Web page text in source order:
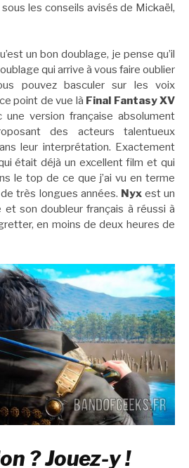
les conseils avisés de Mickaël,
un bon doublage, je pense qu’il
qui arrive à vous faire oublier
pouvez basculer sur les voix
point de vue là Final Fantasy XV
version française absolument
des acteurs talentueux
leur interprétation. Exactement
était déjà un excellent film et qui
le top de ce que j’ai vu en terme
très longues années. Nyxest un
et son doubleur français à réussi à
en moins de deux heures de
? Jouez-y !